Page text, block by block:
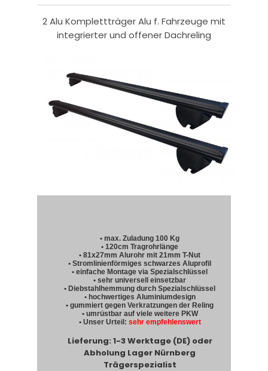
2 Alu Komplettträger Alu f. Fahrzeuge mit
integrierter und offener Dachreling
• max. Zuladung 100 Kg
• 120cm Tragrohrlänge
• 81x27mm Alurohr mit 21mm T-Nut
• Stromlinienförmiges schwarzes Aluprofil
• einfache Montage via Spezialschlüssel
• sehr universell einsetzbar
• Diebstahlhemmung durch Spezialschlüssel
• hochwertiges Aluminiumdesign
• gummiert gegen Verkratzungen der Reling
• umrüstbar auf viele weitere PKW
• Unser Urteil: sehr empfehlenswert
Lieferung: 1-3 Werktage (DE) oder
Abholung Lager Nürnberg
Trägerspezialist